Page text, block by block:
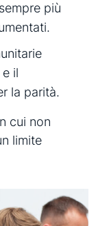
più
il
la parità.
cui non
limite